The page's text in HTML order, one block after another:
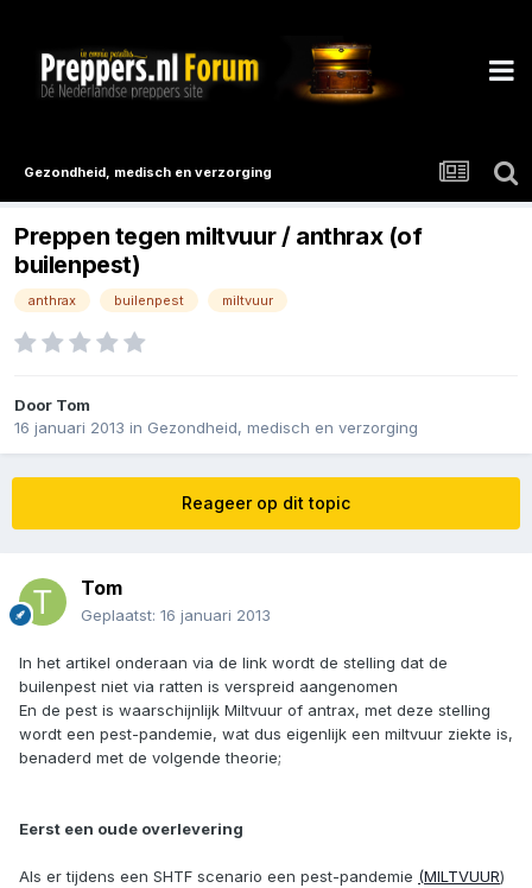
Gezondheid, medisch en verzorging
Preppen tegen miltvuur / anthrax (of
builenpest)
anthrax builenpest miltvuur
Door Tom
16 januari 2013 in Gezondheid, medisch en verzorging
Reageer op dit topic
Tom
Geplaatst: 16 januari 2013
In het artikel onderaan via de link wordt de stelling dat de
builenpest niet via ratten is verspreid aangenomen
En de pest is waarschijnlijk Miltvuur of antrax, met deze stelling
wordt een pest-pandemie, wat dus eigenlijk een miltvuur ziekte is,
benaderd met de volgende theorie;
Eerst een oude overlevering
Als er tijdens een SHTF scenario een pest-pandemie (MILTVUUR)